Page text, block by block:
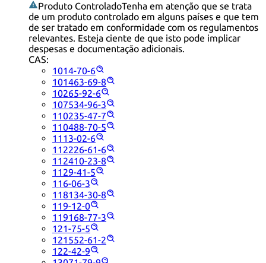
Produto ControladoTenha em atenção que se trata
de um produto controlado em alguns países e que tem
de ser tratado em conformidade com os regulamentos
relevantes. Esteja ciente de que isto pode implicar
despesas e documentação adicionais.
CAS:
1014-70-6
101463-69-8
10265-92-6
107534-96-3
110235-47-7
110488-70-5
1113-02-6
112226-61-6
112410-23-8
1129-41-5
116-06-3
118134-30-8
119-12-0
119168-77-3
121-75-5
121552-61-2
122-42-9